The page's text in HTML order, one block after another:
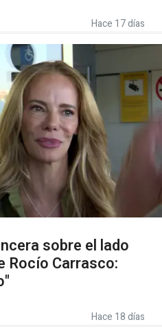
Hace 17 días
sobre el lado
Rocío Carrasco:
Hace 18 días